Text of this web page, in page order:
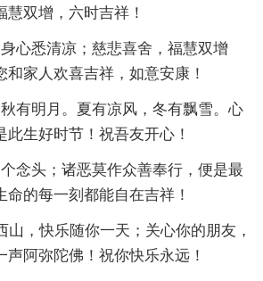
双增，六时吉祥！
心悉清凉；慈悲喜舍，福慧双增
家人欢喜吉祥，如意安康！
有明月。夏有凉风，冬有飘雪。心
此生好时节！祝吾友开心！
念头；诸恶莫作众善奉行，便是最
的每一刻都能自在吉祥！
山，快乐随你一天；关心你的朋友，
声阿弥陀佛！祝你快乐永远！